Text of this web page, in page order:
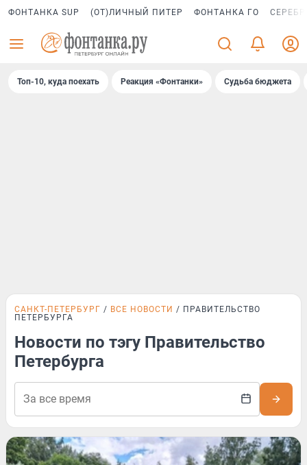
ФОНТАНКА SUP (ОТ)ЛИЧНЫЙ ПИТЕР ФОНТАНКА ГО
Топ-10, куда поехать Реакция «Фонтанки» Судьба бюджета
САНКТ-ПЕТЕРБУРГ ВСЕ НОВОСТИ
ПРАВИТЕЛЬСТВО
ПЕТЕРБУРГА
Новости по тэгу Правительство
Петербурга